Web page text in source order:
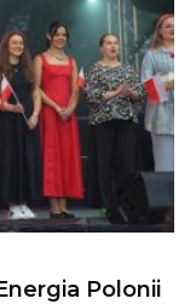
Polonii